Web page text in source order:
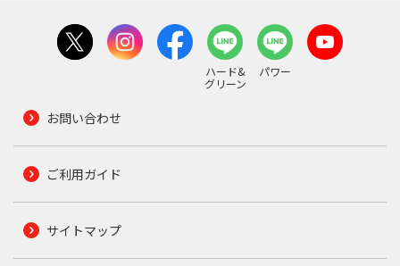
ハード&
グリーン
パワー
お問い合わせ
ご利用ガイド
サイトマップ